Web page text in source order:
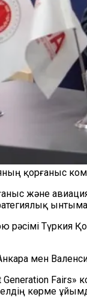
қорғаныс
және авиация
рәсімі Түркия
мен
Generation
көрме